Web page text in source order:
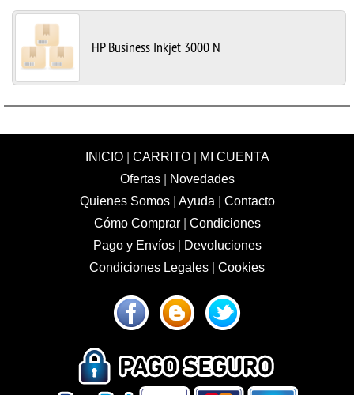
HP Business Inkjet 3000 N
INICIO| CARRITO|
MI CUENTA
Ofertas|
Novedades
Quienes Somos| Ayuda
Contacto
Cómo Comprar| Condiciones
Pago y Envíos|
Devoluciones
Condiciones Legales
Cookies